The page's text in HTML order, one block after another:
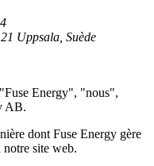
Uppsala, Suède
Energy", "nous",
AB.
dont Fuse Energy gère
notre site web.